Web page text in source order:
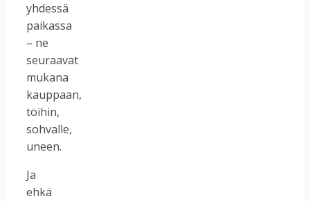
yhdessä
paikassa
– ne
seuraavat
mukana
kauppaan,
töihin,
sohvalle,
uneen.
Ja
ehkä